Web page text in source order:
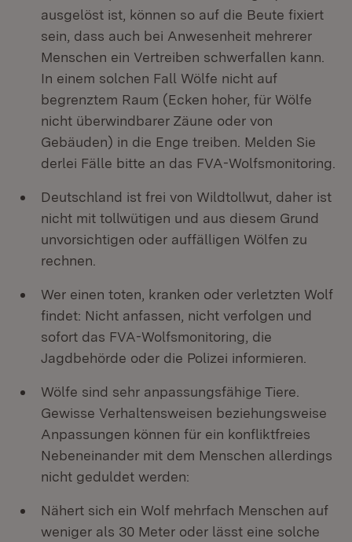
ausgelöst ist, können so auf die Beute fixiert
sein, dass auch bei Anwesenheit mehrerer
Menschen ein Vertreiben schwerfallen kann.
In einem solchen Fall Wölfe nicht auf
begrenztem Raum (Ecken hoher, für Wölfe
nicht überwindbarer Zäune oder von
Gebäuden) in die Enge treiben. Melden Sie
derlei Fälle bitte an das FVA-Wolfsmonitoring.
Deutschland ist frei von Wildtollwut, daher ist
nicht mit tollwütigen und aus diesem Grund
unvorsichtigen oder auffälligen Wölfen zu
rechnen.
Wer einen toten, kranken oder verletzten Wolf
findet: Nicht anfassen, nicht verfolgen und
sofort das FVA-Wolfsmonitoring, die
Jagdbehörde oder die Polizei informieren.
Wölfe sind sehr anpassungsfähige Tiere.
Gewisse Verhaltensweisen beziehungsweise
Anpassungen können für ein konfliktfreies
Nebeneinander mit dem Menschen allerdings
nicht geduldet werden:
Nähert sich ein Wolf mehrfach Menschen auf
weniger als 30 Meter oder lässt eine solche